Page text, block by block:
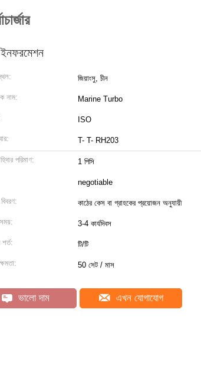
জিয়াংসু, চীন
নাম: Marine Turbo
ISO
T- T- RH203
পরিমাণ: 1 পিসি
negotiable
কাঠের কেস বা গ্রাহকের প্রয়োজন অনুযায়ী
সময়: 3-4 কার্যদিবস
শর্ত: টি/টি
50 সেট / মাস
ভালো দাম এখন যোগাযোগ